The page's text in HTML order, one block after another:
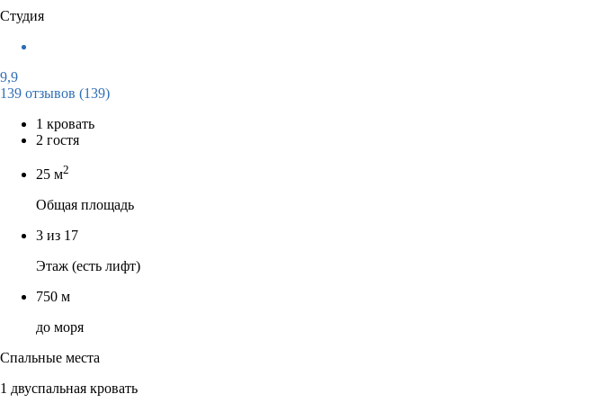
Студия
9,9
139 отзывов (139)
1 кровать
2 гостя
25 м2
Общая площадь
3 из 17
Этаж (есть лифт)
750 м
до моря
Спальные места
1 двуспальная кровать